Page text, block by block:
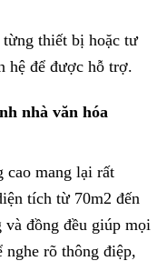
thiết bị hoặc tư
hệ để được hỗ trợ.
nhà văn hóa
cao mang lại rất
tích từ 70m2 đến
đồng đều giúp mọi
rõ thông điệp,